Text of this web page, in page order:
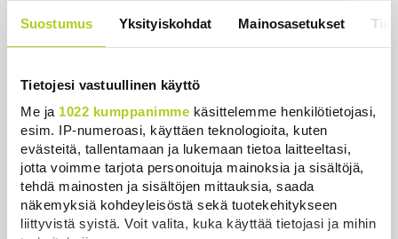
Suostumus Yksityiskohdat Mainosasetukset
Tietojesi vastuullinen käyttö
Me ja 1022 kumppanimme käsittelemme henkilötietojasi,
esim. IP-numeroasi, käyttäen teknologioita, kuten
evästeitä, tallentamaan ja lukemaan tietoa laitteeltasi,
jotta voimme tarjota personoituja mainoksia ja sisältöjä,
tehdä mainosten ja sisältöjen mittauksia, saada
näkemyksiä kohdeyleisöstä sekä tuotekehitykseen
liittyvistä syistä. Voit valita, kuka käyttää tietojasi ja mihin
Historia | Sensaatiolehti piti piilottaa
olympiayleisöltä – oli liian raju myös natseille
itselleen
Helle kurittaa Pohjois-Koreaa – valtionmedia
kehottaa syömään koiranlihasoppaa
8.8.2026 22:06
WSJ: Saksassa löytynyt drooni oli todennäköisesti
venäläinen